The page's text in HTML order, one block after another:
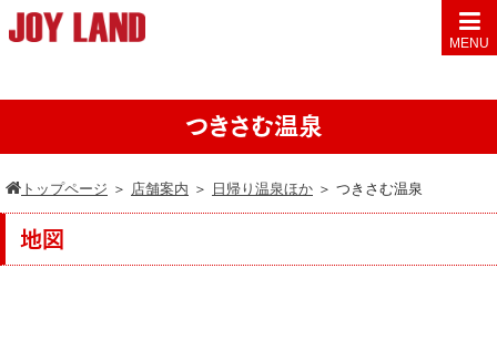
MENU
つきさむ温泉
トップページ ＞ 店舗案内 ＞ 日帰り温泉ほか ＞ つきさむ温泉
地図